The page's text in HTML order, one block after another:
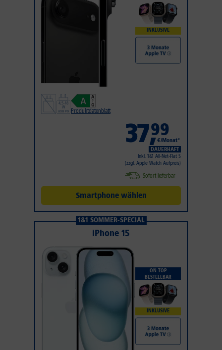
INKLUSIVE
Produktdatenblatt
37,99
€/Monat*
DAUERHAFT
Inkl. 1&1 All-Net-Flat S
(zzgl. Apple Watch Aufpreis)
Sofort lieferbar
Smartphone wählen
1&1 SOMMER-SPECIAL
iPhone 15
ON TOP
BESTELLBAR
INKLUSIVE